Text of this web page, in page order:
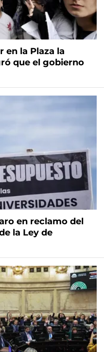
en la Plaza la
que el gobierno
en reclamo del
la Ley de